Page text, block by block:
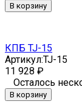
В корзину
КПБ TJ-15
Артикул:TJ-15
11 928 ₽
Осталось
В корзину